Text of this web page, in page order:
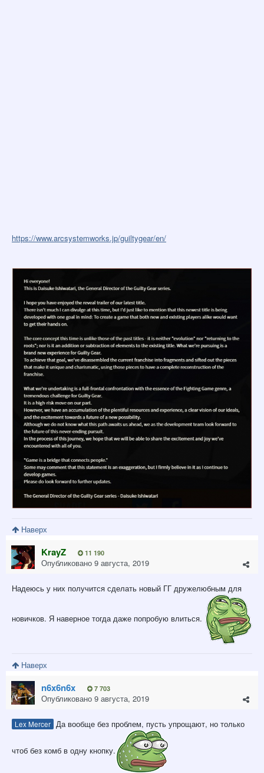
https://www.arcsystemworks.jp/guiltygear/en/
Наверх
KrayZ 11 190
Опубликовано 9 августа, 2019
Надеюсь у них получится сделать новый ГГ дружелюбным для
новичков. Я наверное тогда даже попробую влиться.
Наверх
n6x6n6x 7 703
Опубликовано 9 августа, 2019
Lex Mercer Да вообще без проблем, пусть упрощают, но только
чтоб без комб в одну кнопку.